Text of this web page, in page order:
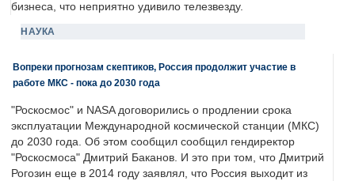
бизнеса, что неприятно удивило телезвезду.
НАУКА
Вопреки прогнозам скептиков, Россия продолжит участие в
работе МКС - пока до 2030 года
"Роскосмос" и NASA договорились о продлении срока
эксплуатации Международной космической станции (МКС)
до 2030 года. Об этом сообщил сообщил гендиректор
"Роскосмоса" Дмитрий Баканов. И это при том, что Дмитрий
Рогозин еще в 2014 году заявлял, что Россия выходит из